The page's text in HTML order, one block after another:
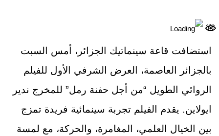
استضافت قاعة سينماتيك الجزائر، أمس السبت
بالجزائر العاصمة، العرض الشرفي الأول للفيلم
الروائي الطويل “من أجل حفنة رمل” للمخرج ندير
ايولاين. يقدم الفيلم تجربة سينمائية فريدة تمزج
بين الخيال العلمي، المغامرة، والحركة، مع لمسة